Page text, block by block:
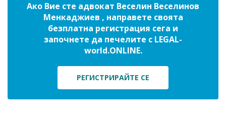
Ако Вие сте адвокат Веселин Веселинов
Менкаджиев , направете своята
безплатна регистрация сега и
започнете да печелите с LEGAL-
world.ONLINE.
РЕГИСТРИРАЙТЕ СЕ